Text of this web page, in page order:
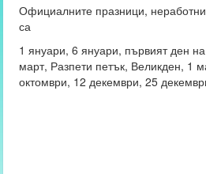
Официалните празници,
са
1 януари, 6 януари, първият ден
март, Разпети петък, Великден, 1
октомври, 12 декември, 25